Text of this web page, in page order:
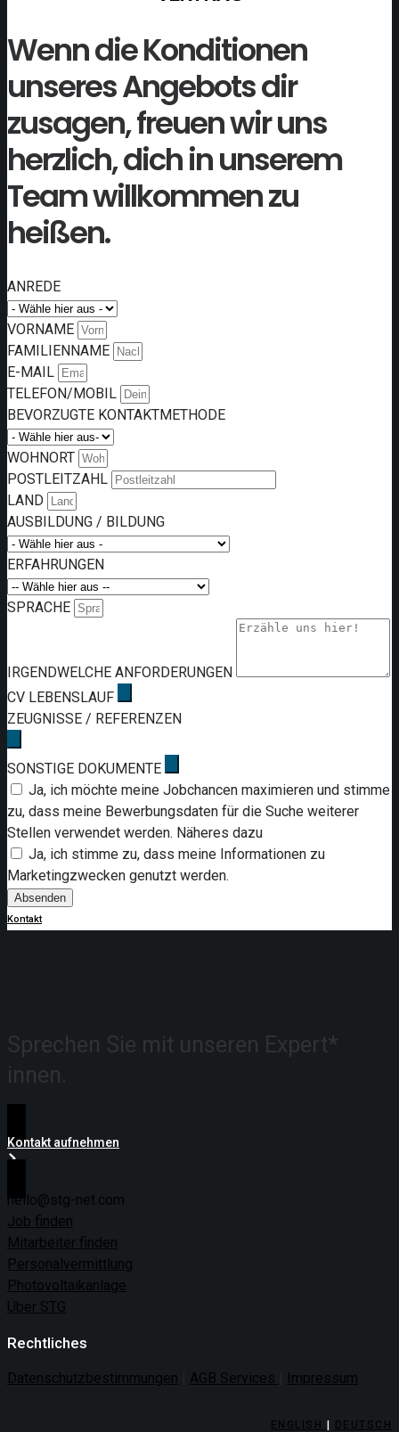
Wenn die Konditionen
unseres Angebots dir
zusagen, freuen wir uns
herzlich, dich in unserem
Team willkommen zu
heißen.
ANREDE
VORNAME
FAMILIENNAME
E-MAIL
TELEFON/MOBIL
BEVORZUGTE KONTAKTMETHODE
WOHNORT
POSTLEITZAHL
LAND
AUSBILDUNG / BILDUNG
ERFAHRUNGEN
SPRACHE
IRGENDWELCHE ANFORDERUNGEN
CV LEBENSLAUF
ZEUGNISSE / REFERENZEN
SONSTIGE DOKUMENTE
Ja, ich möchte meine Jobchancen maximieren und stimme
zu, dass meine Bewerbungsdaten für die Suche weiterer
Stellen verwendet werden. Näheres dazu
Ja, ich stimme zu, dass meine Informationen zu
Marketingzwecken genutzt werden.
Absenden
Kontakt
Sprechen Sie mit unseren Expert*
innen.
Kontakt aufnehmen
hello@stg-net.com
Job finden
Mitarbeiter finden
Personalvermittlung
Photovoltaikanlage
Über STG
Rechtliches
Datenschutzbestimmungen AGB Services Impressum
ENGLISH | DEUTSCH